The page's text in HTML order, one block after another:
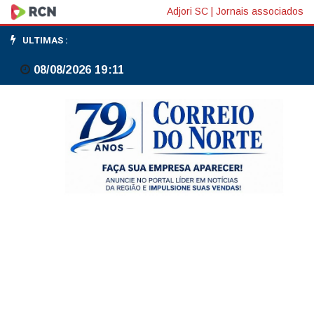
Fed:
Daly
diz
Adjori SC Jornais associados
ULTIMAS :
08/08/2026 19:11